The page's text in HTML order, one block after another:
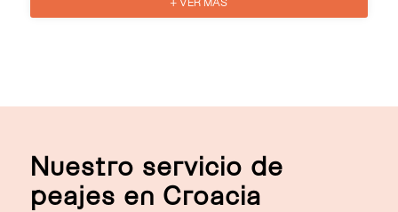
Nuestro servicio de
peajes en Croacia